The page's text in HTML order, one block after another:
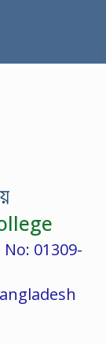
No: 01309-